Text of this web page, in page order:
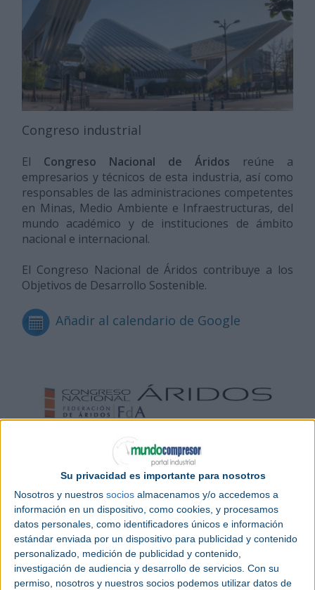
Su privacidad es importante para nosotros
Nosotros y nuestros socios almacenamos y/o accedemos a
información en un dispositivo, como cookies, y procesamos
datos personales, como identificadores únicos e información
estándar enviada por un dispositivo para publicidad y contenido
personalizado, medición de publicidad y contenido,
investigación de audiencia y desarrollo de servicios. Con su
permiso, nosotros y nuestros socios podemos utilizar datos de
Congreso industrial
El Congreso Nacional de Áridos reúne a
empresarios y técnicos de esta industria, así como
responsables de las administraciones competentes
en Minas, Medio Ambiente e Infraestructuras, del
mundo académico y de instituciones de ámbito
nacional e internacional.
El Congreso Nacional de Áridos contribuye a los
Objetivos de Desarrollo Sostenible.
Añadir al calendario de Google
Congreso
Córdoba (España)
Fecha |Miércoles 22 octubre 2025 - Viernes
24 octubre 2025
Página web|congresoaridos.com